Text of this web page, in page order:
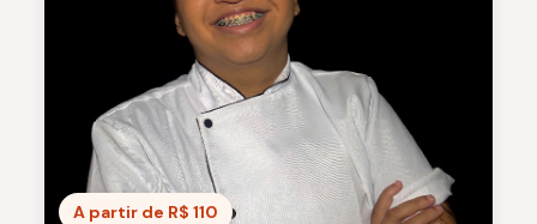
A partir de R$ 110